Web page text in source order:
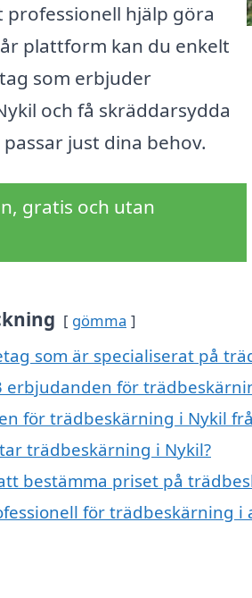
hjälp göra
plattform kan du enkelt
som erbjuder
och få skräddarsydda
just dina behov.
gratis och utan
gömma
som är specialiserat på
erbjudanden för
för trädbeskärning i Nykil
trädbeskärning i Nykil?
bestämma priset på
för trädbeskärning i